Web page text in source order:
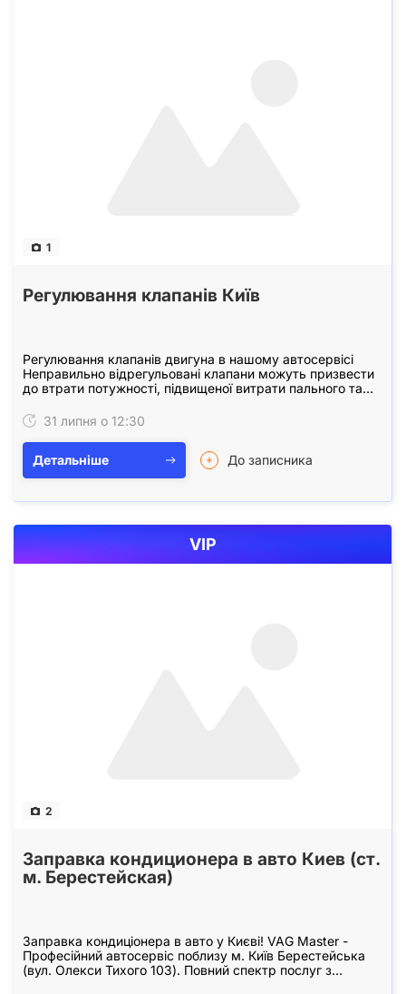
1
Регулювання клапанів Київ
Регулювання клапанів двигуна в нашому автосервісі
Неправильно відрегульовані клапани можуть призвести
до втрати потужності, підвищеної витрати пального та
31 липня о 12:30
Детальніше До записника
2
Заправка кондиционера в авто Киев (ст.
м. Берестейская)
Заправка кондиціонера в авто у Києві! VAG Master -
Професійний автосервіс поблизу м. Київ Берестейська
(вул. Олекси Тихого 103). Повний спектр послуг з
VIP